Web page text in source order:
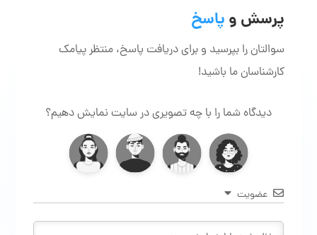
پرسش و پاسخ
سوالتان را بپرسید و برای دریافت پاسخ، منتظر پیامک
کارشناسان ما باشید!
دیدگاه شما را با چه تصویری در سایت نمایش دهیم؟
عضویت